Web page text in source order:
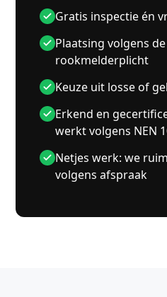
Gratis inspectie én
Plaatsing volgens
rookmelderplicht
Keuze uit losse of
Erkend en
werkt volgens NEN
Netjes werk: we
volgens afspraak